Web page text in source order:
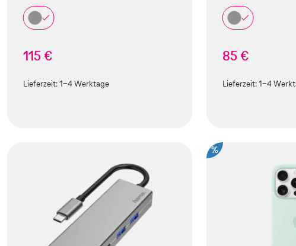
115 €
Lieferzeit:1-4 Werktage
85 €
Lieferzeit:1-4
%